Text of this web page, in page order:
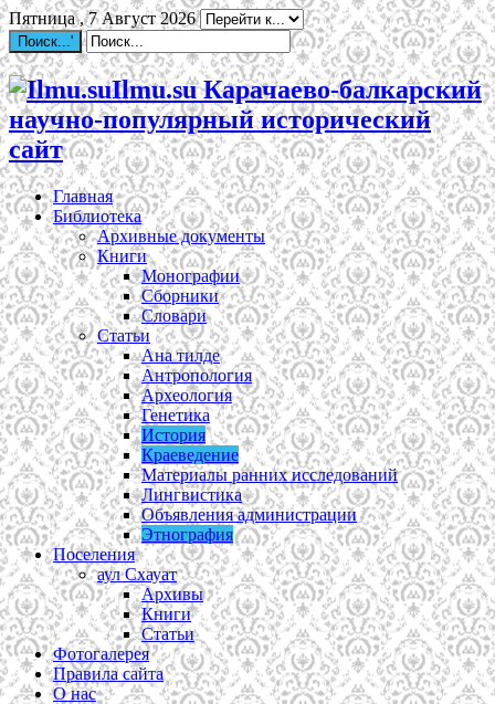
Пятница , 7 Август 2026
Ilmu.su Карачаево-балкарский
научно-популярный исторический
сайт
Главная
Библиотека
Архивные документы
Книги
Монографии
Сборники
Словари
Статьи
Ана тилде
Антропология
Археология
Генетика
История
Краеведение
Материалы ранних исследований
Лингвистика
Объявления администрации
Этнография
Поселения
аул Схауат
Архивы
Книги
Статьи
Фотогалерея
Правила сайта
О нас